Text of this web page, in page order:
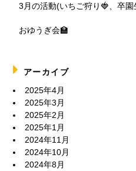
3月の活動(いちご狩り🍓、卒
おゆうぎ会🏫
アーカイブ
2025年4月
2025年3月
2025年2月
2025年1月
2024年11月
2024年10月
2024年8月